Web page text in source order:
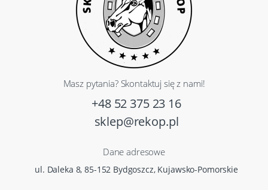
Masz pytania? Skontaktuj się z nami!
+48 52 375 23 16
sklep@rekop.pl
Dane adresowe
ul. Daleka 8, 85-152 Bydgoszcz, Kujawsko-Pomorskie